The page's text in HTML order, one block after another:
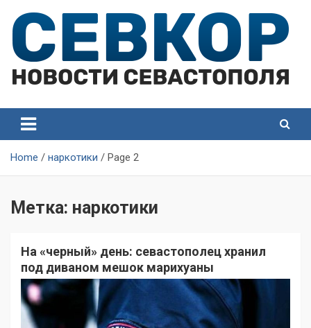
content
Севастополя
Севастополя
Home наркотики Page 2
Метка: наркотики
На «черный» день: севастополец хранил
под диваном мешок марихуаны